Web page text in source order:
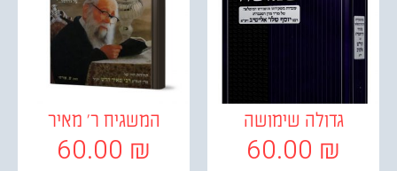
גדולה שימושה
60.00
המשגיח ר' מאיר
60.00